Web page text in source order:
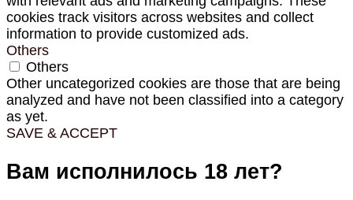
cookies track visitors across websites and collect
information to provide customized ads.
Others
Others
Other uncategorized cookies are those that are being
analyzed and have not been classified into a category
as yet.
SAVE & ACCEPT
Вам исполнилось 18 лет?